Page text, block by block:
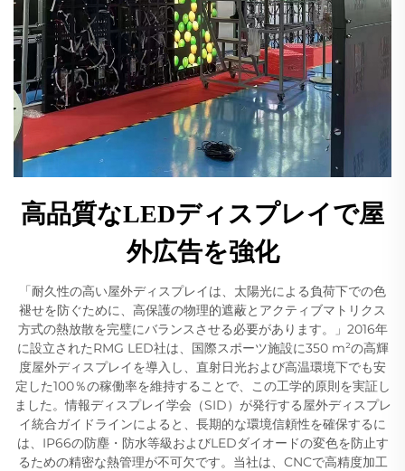
高品質なLEDディスプレイで屋
外広告を強化
「耐久性の高い屋外ディスプレイは、太陽光による負荷下での色
褪せを防ぐために、高保護の物理的遮蔽とアクティブマトリクス
方式の熱放散を完璧にバランスさせる必要があります。」2016年
に設立されたRMG LED社は、国際スポーツ施設に350 m²の高輝
度屋外ディスプレイを導入し、直射日光および高温環境下でも安
定した100％の稼働率を維持することで、この工学的原則を実証し
ました。情報ディスプレイ学会（SID）が発行する屋外ディスプレ
イ統合ガイドラインによると、長期的な環境信頼性を確保するに
は、IP66の防塵・防水等級およびLEDダイオードの変色を防止す
るための精密な熱管理が不可欠です。当社は、CNCで高精度加工